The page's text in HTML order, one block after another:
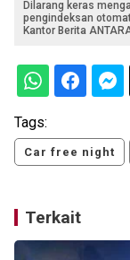
Dilarang keras
pengindeksan
Kantor Berita
Tags:
Car free night
Terkait